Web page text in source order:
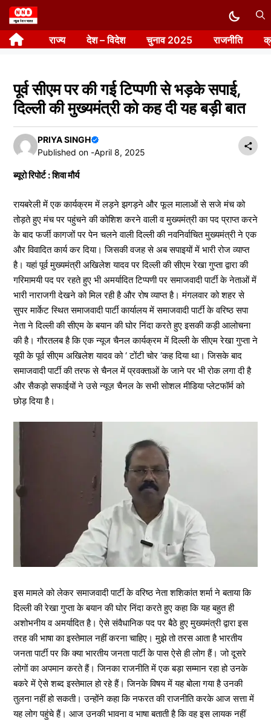
Skip
to
content राज्य देश – विदेश चुनाव 2025 राजनीति
पूर्व सीएम पर की गई टिप्पणी से भड़के सपाई,
दिल्ली की मुख्यमंत्री को कह दी यह बड़ी बात
PRIYA SINGH
Published on -April 8, 2025
ब्यूरो रिपोर्ट : शिवा मौर्य
रायबरेली में एक कार्यक्रम में लड़ने झगड़ने और फूल मालाओं से सजे मंच को
तोड़ते हुए मंच पर पहुंचने की कोशिश करने वाली व मुख्यमंत्री का पद प्राप्त करने
के बाद फर्जी कागजों पर पेन चलने वाली दिल्ली की नवनिर्वाचित मुख्यमंत्री ने एक
और विवादित कार्य कर दिया। जिसकी वजह से अब सपाइयों में भारी रोज व्याप्त
है। यहां पूर्व मुख्यमंत्री अखिलेश यादव पर दिल्ली की सीएम रेखा गुप्ता द्वारा की
गरिमामयी पद पर रहते हुए भी अमर्यादित टिप्पणी पर समाजवादी पार्टी के नेताओं में
भारी नाराजगी देखने को मिल रही है और रोष व्याप्त है। मंगलवार को शहर से
सुपर मार्केट स्थित समाजवादी पार्टी कार्यालय में समाजवादी पार्टी के वरिष्ठ सपा
नेता ने दिल्ली की सीएम के बयान की घोर निंदा करते हुए इसकी कड़ी आलोचना
की है। गौरतलब है कि एक न्यूज चैनल कार्यक्रम में दिल्ली के सीएम रेखा गुप्ता ने
यूपी के पूर्व सीएम अखिलेश यादव को ‘ टोंटी चोर ‘कह दिया था। जिसके बाद
समाजवादी पार्टी की तरफ से चैनल में प्रवक्ताओं के जाने पर भी रोक लगा दी है
और सैकड़ो सफाईयों ने उसे न्यूज़ चैनल के सभी सोशल मीडिया प्लेटफॉर्म को
छोड़ दिया है।
इस मामले को लेकर समाजवादी पार्टी के वरिष्ठ नेता शशिकांत शर्मा ने बताया कि
दिल्ली की रेखा गुप्ता के बयान की घोर निंदा करते हुए कहा कि यह बहुत ही
अशोभनीय व अमर्यादित है। ऐसे संवैधानिक पद पर बैठे हुए मुख्यमंत्री द्वारा इस
तरह की भाषा का इस्तेमाल नहीं करना चाहिए। मुझे तो तरस आता है भारतीय
जनता पार्टी पर कि क्या भारतीय जनता पार्टी के पास ऐसे ही लोग हैं। जो दूसरे
लोगों का अपमान करते हैं। जिनका राजनीति में एक बड़ा सम्मान रहा हो उनके
बकरे में ऐसे शब्द इस्तेमाल हो रहे हैं। जिनके विषय में यह बोला गया है उनकी
तुलना नहीं हो सकती। उन्होंने कहा कि नफरत की राजनीति करके आज सत्ता में
यह लोग पहुंचे हैं। आज उनकी भावना व भाषा बताती है कि वह इस लायक नहीं